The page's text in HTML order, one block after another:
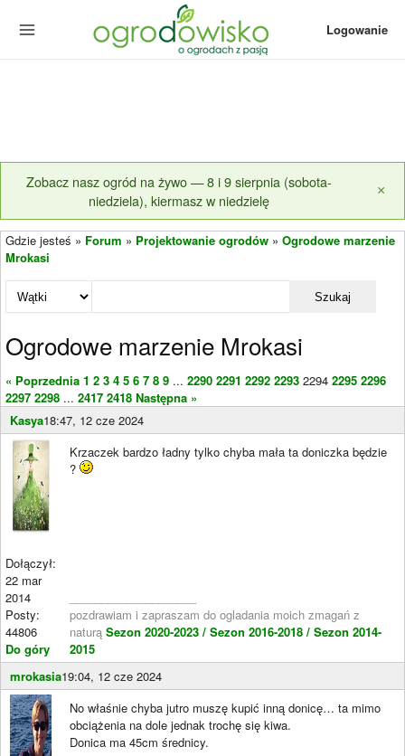
Logowanie
Zobacz nasz ogród na żywo — 8 i 9 sierpnia (sobota-
niedziela), kiermasz w niedzielę
×
Gdzie jesteś » Forum » Projektowanie ogrodów » Ogrodowe marzenie
Mrokasi
Szukaj
Ogrodowe marzenie Mrokasi
« Poprzednia 1 2 3 4 5 6 7 8 9 ... 2290 2291 2292 2293 2294 2295 2296
2297 2298 ... 2417 2418 Następna »
Kasya18:47, 12 cze 2024
Dołączył:
22 mar
2014
Posty:
44806
Do góry
Krzaczek bardzo ładny tylko chyba mała ta doniczka będzie
?
pozdrawiam i zapraszam do ogladania moich zmagań z
naturą Sezon 2020-2023 / Sezon 2016-2018 / Sezon 2014-
2015
mrokasia19:04, 12 cze 2024
No właśnie chyba jutro muszę kupić inną donicę… ta mimo
obciążenia na dole jednak trochę się kiwa.
Donica ma 45cm średnicy.